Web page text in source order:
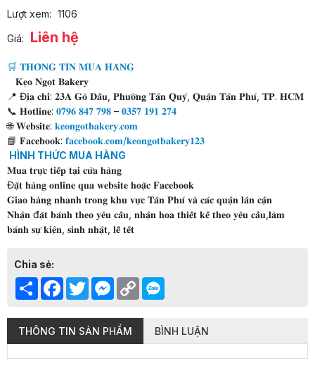
Lượt xem: 1106
Giá: Liên hệ
🛒 𝐓𝐇𝐎̂𝐍𝐆 𝐓𝐈𝐍 𝐌𝐔𝐀 𝐇𝐀̀𝐍𝐆
𝐊𝐞̣𝐨 𝐍𝐠𝐨̣𝐭 𝐁𝐚𝐤𝐞𝐫𝐲
📍 Đ𝐢̣𝐚 𝐜𝐡𝐢̉: 𝟐𝟑𝐀 𝐆𝐨̀ 𝐃𝐚̂̀𝐮, 𝐏𝐡𝐮̛𝐨̛̀𝐧𝐠 𝐓𝐚̂𝐧 𝐐𝐮𝐲́, 𝐐𝐮𝐚̣̂𝐧 𝐓𝐚̂𝐧 𝐏𝐡𝐮́, 𝐓𝐏. 𝐇𝐂𝐌
📞 𝐇𝐨𝐭𝐥𝐢𝐧𝐞: 𝟎𝟕𝟗𝟔 𝟖𝟒𝟕 𝟕𝟗𝟖 – 𝟎𝟑𝟓𝟕 𝟏𝟗𝟏 𝟐𝟕𝟒
🌐 𝐖𝐞𝐛𝐬𝐢𝐭𝐞: 𝐤𝐞𝐨𝐧𝐠𝐨𝐭𝐛𝐚𝐤𝐞𝐫𝐲.𝐜𝐨𝐦
📘 𝐅𝐚𝐜𝐞𝐛𝐨𝐨𝐤: 𝐟𝐚𝐜𝐞𝐛𝐨𝐨𝐤.𝐜𝐨𝐦/𝐤𝐞𝐨𝐧𝐠𝐨𝐭𝐛𝐚𝐤𝐞𝐫𝐲𝟏𝟐𝟑
HÌNH THỨC MUA HÀNG
𝐌𝐮𝐚 𝐭𝐫𝐮̛̣𝐜 𝐭𝐢𝐞̂́𝐩 𝐭𝐚̣𝐢 𝐜𝐮̛̉𝐚 𝐡𝐚̀𝐧𝐠
Đ𝐚̣̆𝐭 𝐡𝐚̀𝐧𝐠 𝐨𝐧𝐥𝐢𝐧𝐞 𝐪𝐮𝐚 𝐰𝐞𝐛𝐬𝐢𝐭𝐞 𝐡𝐨𝐚̣̆𝐜 𝐅𝐚𝐜𝐞𝐛𝐨𝐨𝐤
𝐆𝐢𝐚𝐨 𝐡𝐚̀𝐧𝐠 𝐧𝐡𝐚𝐧𝐡 𝐭𝐫𝐨𝐧𝐠 𝐤𝐡𝐮 𝐯𝐮̛̣𝐜 𝐓𝐚̂𝐧 𝐏𝐡𝐮́ 𝐯𝐚̀ 𝐜𝐚́𝐜 𝐪𝐮𝐚̣̂𝐧 𝐥𝐚̂𝐧 𝐜𝐚̣̂𝐧
𝐍𝐡𝐚̣̂𝐧 đ𝐚̣̆𝐭 𝐛𝐚́𝐧𝐡 𝐭𝐡𝐞𝐨 𝐲𝐞̂𝐮 𝐜𝐚̂̀𝐮, 𝐧𝐡𝐚̣̂𝐧 𝐡𝐨𝐚 𝐭𝐡𝐢𝐞̂́𝐭 𝐤𝐞̂́ 𝐭𝐡𝐞𝐨 𝐲𝐞̂𝐮 𝐜𝐚̂̀𝐮,𝐥𝐚̀𝐦
𝐛𝐚́𝐧𝐡 𝐬𝐮̛̣ 𝐤𝐢𝐞̣̂𝐧, 𝐬𝐢𝐧𝐡 𝐧𝐡𝐚̣̂𝐭, 𝐥𝐞̂̃ 𝐭𝐞̂́𝐭
Chia sẻ:
Share Facebook
TwitterMessenger
Copy
Link
THÔNG TIN SẢN PHẨM BÌNH LUẬN